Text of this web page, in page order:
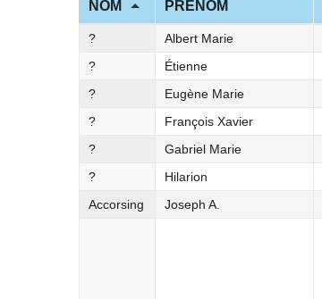
NOM PRÉNOM
?
Albert Marie
?
Étienne
?
Eugène Marie
?
François Xavier
?
Gabriel Marie
?
Hilarion
Accorsing
Joseph A.